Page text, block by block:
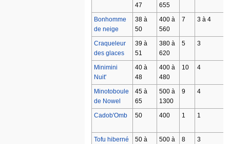
47
655
Bonhomme
de neige
38 à
50
400 à
560
7 3 à 4
Craqueleur
des glaces
39 à
51
380 à
620
5 3
Minimini
Nuit'
40 à
48
400 à
480
10 4
Minotoboule
de Nowel
45 à
65
500 à
1300
9 4
Cadob'Omb 50 400 1 1
Tofu hiberné
50 à
500 à
8 3